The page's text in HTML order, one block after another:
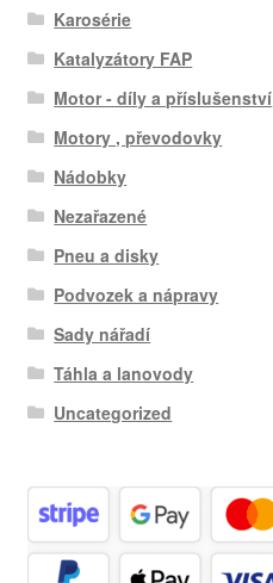
Karosérie
Katalyzátory FAP
Motor - díly a příslušenství
Motory , převodovky
Nádobky
Nezařazené
Pneu a disky
Podvozek a nápravy
Sady nářadí
Táhla a lanovody
Uncategorized